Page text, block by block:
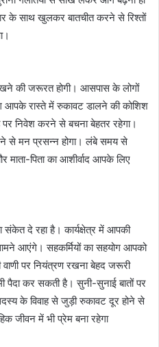
के साथ खुलकर बातचीत करने से रिश्तों
की जरूरत होगी। आसपास के लोगों
आपके रास्ते में रुकावट डालने की कोशिश
निवेश करने से बचना बेहतर रहेगा।
से मन प्रसन्न होगा। लंबे समय से
पिता का आशीर्वाद आपके लिए
दे रहा है। कार्यक्षेत्र में आपकी
आएंगे। सहकर्मियों का सहयोग आपको
पर नियंत्रण रखना बेहद जरूरी
पैदा कर सकती है। सुनी-सुनाई बातों पर
के विवाह से जुड़ी रुकावट दूर होने से
जीवन में भी प्रेम बना रहेगा